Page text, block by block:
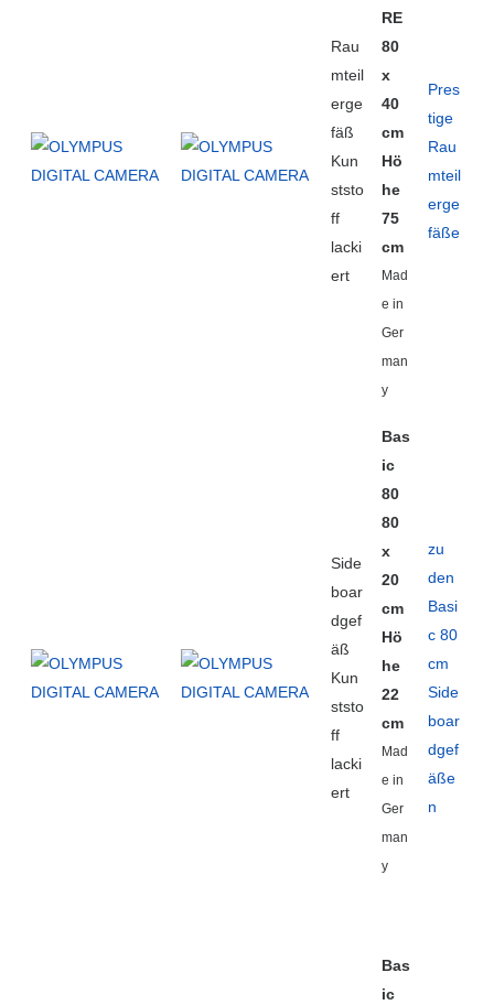
Rau
mteil
erge
fäß
Kun
ststo
ff
lacki
ert
RE
80
x
40
cm
Hö
he
75
cm
Mad
e in
Ger
man
y
Pres
tige
Rau
mteil
erge
fäße
Side
boar
dgef
äß
Kun
ststo
ff
lacki
ert
Bas
ic
80
80
x
20
cm
Hö
he
22
cm
Mad
e in
Ger
man
y
zu
den
Basi
c 80
cm
Side
boar
dgef
äße
n
Bas
ic